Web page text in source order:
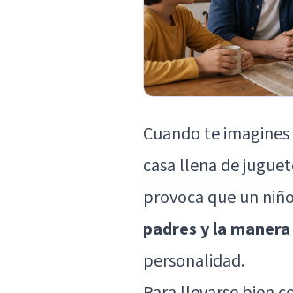
Cuando te imagines
casa llena de
provoca que un
padres y la
personalidad.